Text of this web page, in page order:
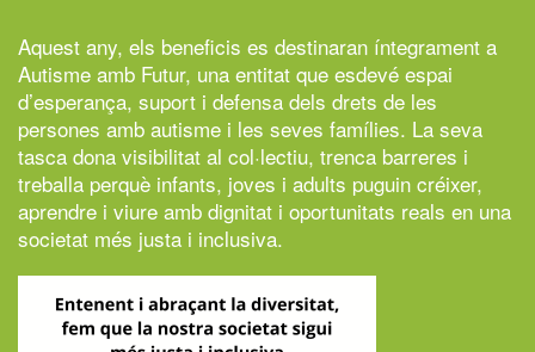
Aquest any, els beneficis es destinaran íntegrament a
Autisme amb Futur, una entitat que esdevé espai
d’esperança, suport i defensa dels drets de les
persones amb autisme i les seves famílies. La seva
tasca dona visibilitat al col·lectiu, trenca barreres i
treballa perquè infants, joves i adults puguin créixer,
aprendre i viure amb dignitat i oportunitats reals en una
societat més justa i inclusiva.